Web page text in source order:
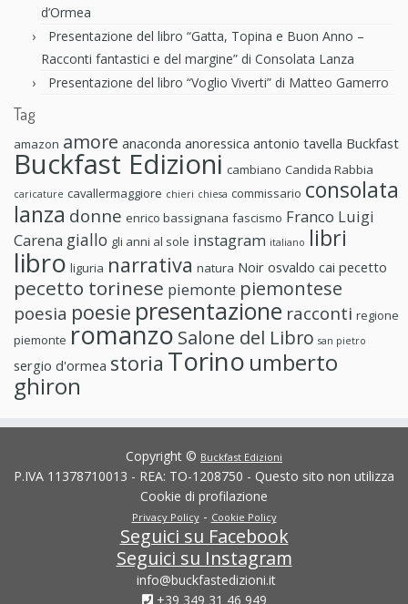
d’Ormea
Presentazione del libro “Gatta, Topina e Buon Anno –
Racconti fantastici e del margine” di Consolata Lanza
Presentazione del libro “Voglio Viverti” di Matteo Gamerro
Tag
amazon amore anaconda anoressica antonio tavella Buckfast
Buckfast Edizioni cambiano Candida Rabbia
caricature cavallermaggiore chieri chiesa commissario consolata
lanza donne enrico bassignana fascismo Franco Luigi
Carena giallo gli anni al sole instagram italiano libri
libro liguria narrativa natura Noir osvaldo cai pecetto
pecetto torinese piemonte piemontese
poesia poesie presentazione racconti regione
piemonte romanzo Salone del Libro san pietro
sergio d'ormea storia Torino umberto
ghiron
Copyright © Buckfast Edizioni
P.IVA 11378710013 - REA: TO-1208750 - Questo sito non utilizza
Cookie di profilazione
Privacy Policy- Cookie Policy
Seguici su Facebook
Seguici su Instagram
info@buckfastedizioni.it
+39 349 31 46 949